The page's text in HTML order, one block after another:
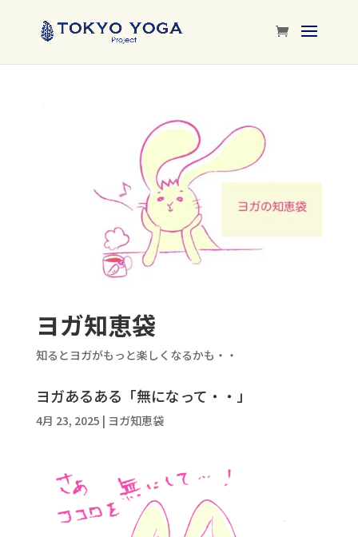
ヨガ知恵袋
知るとヨガがもっと楽しくなるかも・・
ヨガあるある「無になって・・」
4月 23, 2025 | ヨガ知恵袋